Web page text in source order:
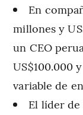
En
millones y
un CEO
US$100.000
variable de
El líder de